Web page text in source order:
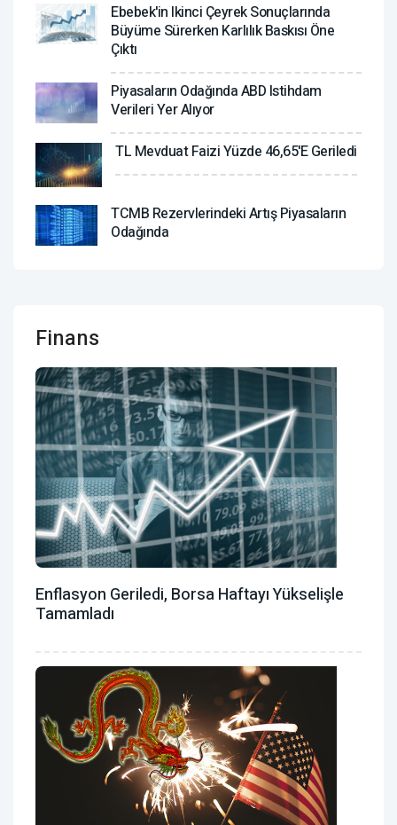
Ebebek'in Ikinci Çeyrek Sonuçlarında
Büyüme Sürerken Karlılık Baskısı Öne
Çıktı
Piyasaların Odağında ABD Istihdam
Verileri Yer Alıyor
TL Mevduat Faizi Yüzde 46,65'e Geriledi
TCMB Rezervlerindeki Artış Piyasaların
Odağında
Finans
Enflasyon Geriledi, Borsa Haftayı Yükselişle
Tamamladı